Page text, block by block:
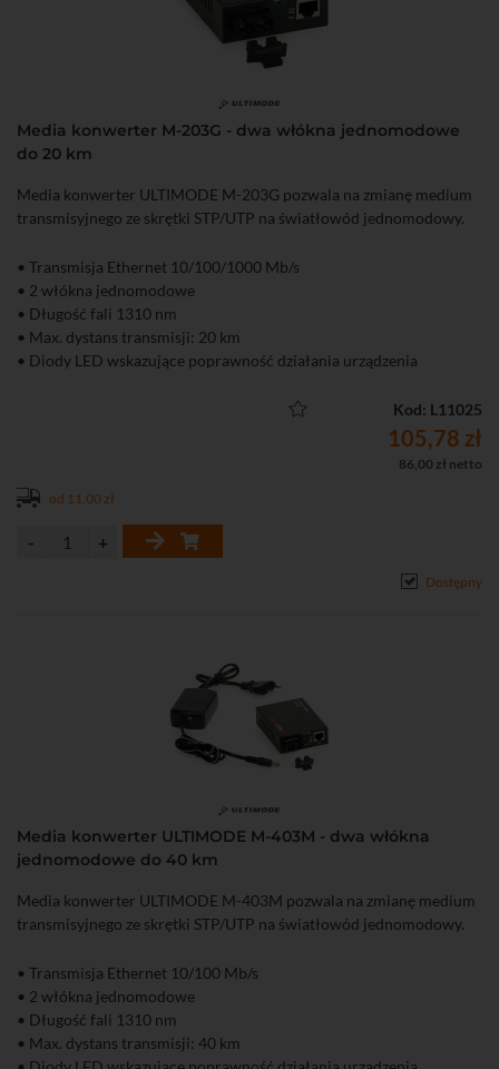
Media konwerter M-203G - dwa włókna jednomodowe
do 20 km
Media konwerter ULTIMODE M-203G pozwala na zmianę medium
transmisyjnego ze skrętki STP/UTP na światłowód jednomodowy.
• Transmisja Ethernet 10/100/1000 Mb/s
• 2 włókna jednomodowe
• Długość fali 1310 nm
• Max. dystans transmisji: 20 km
• Diody LED wskazujące poprawność działania urządzenia
Kod: L11025
105,78 zł
86,00 zł netto
od 11,00 zł
Dostępny
Media konwerter ULTIMODE M-403M - dwa włókna
jednomodowe do 40 km
Media konwerter ULTIMODE M-403M pozwala na zmianę medium
transmisyjnego ze skrętki STP/UTP na światłowód jednomodowy.
• Transmisja Ethernet 10/100 Mb/s
• 2 włókna jednomodowe
• Długość fali 1310 nm
• Max. dystans transmisji: 40 km